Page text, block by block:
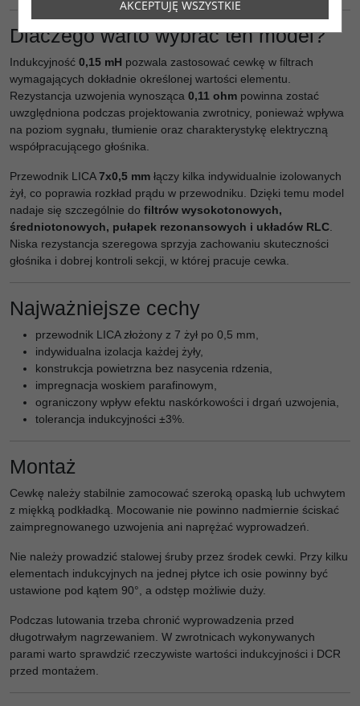
Dlaczego warto wybrać ten model?
Indukcyjność 0,15 mH pozwala zastosować cewkę w filtrach
wymagających dokładnie określonej wartości elementu.
Rezystancja uzwojenia wynosząca 0,11 ohm powinna zostać
uwzględniona podczas projektowania zwrotnicy, ponieważ wpływa
na poziom sygnału, tłumienie oraz charakterystykę elektryczną
współpracującego głośnika.
Przewodnik LICA7x0,5 mm łączy kilka indywidualnie izolowanych
żył, co poprawia rozkład prądu w przewodniku. Dzięki temu model
nadaje się szczególnie do filtrów wysokotonowych,
średniotonowych, pułapek rezonansowych i układów RLC
Niska rezystancja szeregowa sprzyja zachowaniu skuteczności
głośnika i dobrej kontroli sekcji, w której pracuje cewka.
Najważniejsze cechy
przewodnik LICA złożony z 7 żył po 0,5 mm,
indywidualna izolacja każdej żyły,
konstrukcja powietrzna bez nasycenia rdzenia,
impregnacja woskiem parafinowym,
ograniczony wpływ efektu naskórkowości i drgań uzwojenia,
tolerancja indukcyjności ±3%.
Montaż
Cewkę należy stabilnie zamocować szeroką opaską lub uchwytem
z miękką podkładką. Mocowanie nie powinno nadmiernie ściskać
zaimpregnowanego uzwojenia ani naprężać wyprowadzeń.
Nie należy prowadzić stalowej śruby przez środek cewki. Przy kilku
elementach indukcyjnych na jednej płytce ich osie powinny być
ustawione pod kątem 90°, a odstęp możliwie duży.
Podczas lutowania trzeba chronić wyprowadzenia przed
długotrwałym nagrzewaniem. W zwrotnicach wykonywanych
parami warto sprawdzić rzeczywiste wartości indukcyjności i DCR
przed montażem.
AKCEPTUJĘ WSZYSTKIE